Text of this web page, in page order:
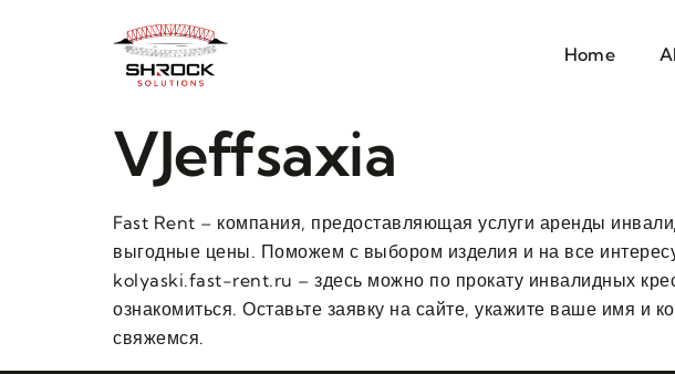
Home
VJeffsaxia
Fast Rent – компания, предоставляющая услуги аренды
выгодные цены. Поможем с выбором изделия и на все
kolyaski.fast-rent.ru – здесь можно по прокату инвалидных
ознакомиться. Оставьте заявку на сайте, укажите ваше имя
свяжемся.